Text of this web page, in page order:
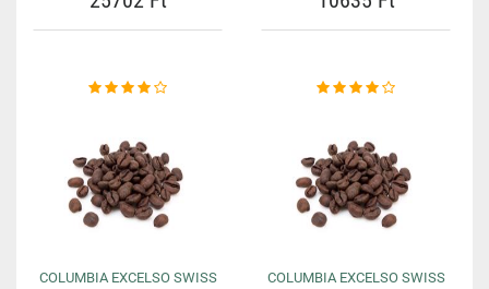
COLUMBIA EXCELSO SWISS
COLUMBIA EXCELSO SWISS